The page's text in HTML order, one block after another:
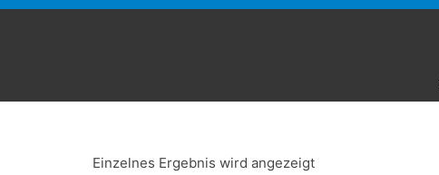
Einzelnes Ergebnis wird angezeigt